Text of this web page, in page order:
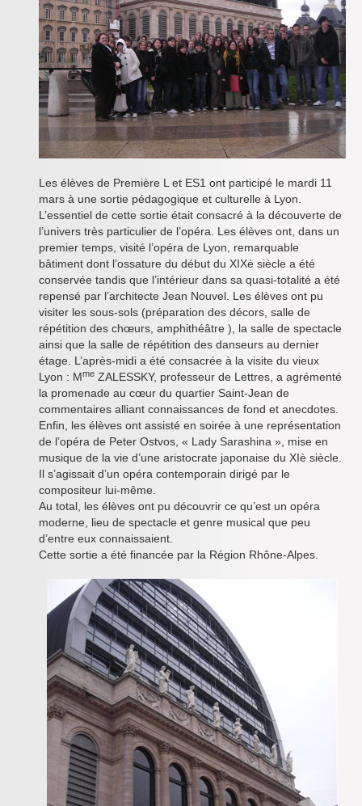
Inforizon
Esidoc
Arena Grenoble
Les élèves de Première L et ES1 ont participé le mardi 11
mars à une sortie pédagogique et culturelle à Lyon.
L’essentiel de cette sortie était consacré à la découverte de
l’univers très particulier de l’opéra. Les élèves ont, dans un
premier temps, visité l’opéra de Lyon, remarquable
bâtiment dont l’ossature du début du XIXè siècle a été
conservée tandis que l’intérieur dans sa quasi-totalité a été
repensé par l’architecte Jean Nouvel. Les élèves ont pu
visiter les sous-sols (préparation des décors, salle de
répétition des chœurs, amphithéâtre ), la salle de spectacle
ainsi que la salle de répétition des danseurs au dernier
étage. L’après-midi a été consacrée à la visite du vieux
Lyon : Mme ZALESSKY, professeur de Lettres, a agrémenté
la promenade au cœur du quartier Saint-Jean de
commentaires alliant connaissances de fond et anecdotes.
Enfin, les élèves ont assisté en soirée à une représentation
de l’opéra de Peter Ostvos, « Lady Sarashina », mise en
musique de la vie d’une aristocrate japonaise du XIè siècle.
Il s’agissait d’un opéra contemporain dirigé par le
compositeur lui-même.
Au total, les élèves ont pu découvrir ce qu’est un opéra
moderne, lieu de spectacle et genre musical que peu
d’entre eux connaissaient.
Cette sortie a été financée par la Région Rhône-Alpes.